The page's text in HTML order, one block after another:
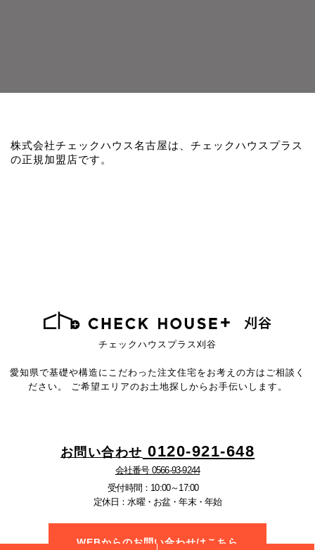
株式会社チェックハウス名古屋は、チェックハウスプラス
の正規加盟店です。
チェックハウスプラス刈谷
愛知県で基礎や構造にこだわった注文住宅を お考えの方はご相談く
ださい。
ご希望エリアのお土地探しからお手伝いします。
お問い合わせ 0120-921-648
会社番号 0566-93-9244
受付時間：10:00～17:00
定休日：水曜・お盆・年末・年始
WEBからのお問い合わせはこちら